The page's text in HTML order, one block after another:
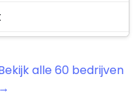
alle 60 bedrijven
→